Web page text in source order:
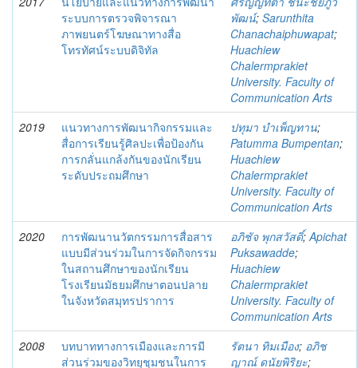
ระบบการตรวจพิจารณา
ภาพยนตร์โฆษณาทางสื่อ
โทรทัศน์ระบบดิจิทัล
พัฒน์; Sarunthita
Chanachaiphuwapat;
Huachiew
Chalermprakiet
University. Faculty of
Communication Arts
2019
แนวทางการพัฒนากิจกรรมและ
สื่อการเรียนรู้ศิลปะเพื่อป้องกัน
การกลั่นแกล้งกันของนักเรียน
ระดับประถมศึกษา
ปทุมา บำเพ็ญทาน;
Patumma Bumpentan;
Huachiew
Chalermprakiet
University. Faculty of
Communication Arts
2020
การพัฒนานวัตกรรมการสื่อสาร
แบบมีส่วนร่วมในการจัดกิจกรรม
ในสถานศึกษาของนักเรียน
โรงเรียนมัธยมศึกษาตอนปลาย
ในจังหวัดสมุทรปราการ
อภิชัจ พุกสวัสดิ์;Apichat
Puksawadde;
Huachiew
Chalermprakiet
University. Faculty of
Communication Arts
2008
บทบาททางการเมืองและการมี
ส่วนร่วมของวิทยุชุมชนในการ
รัตนา ทิมเมือง; อภิช
ญาณ์ ดนัยพิริยะ;